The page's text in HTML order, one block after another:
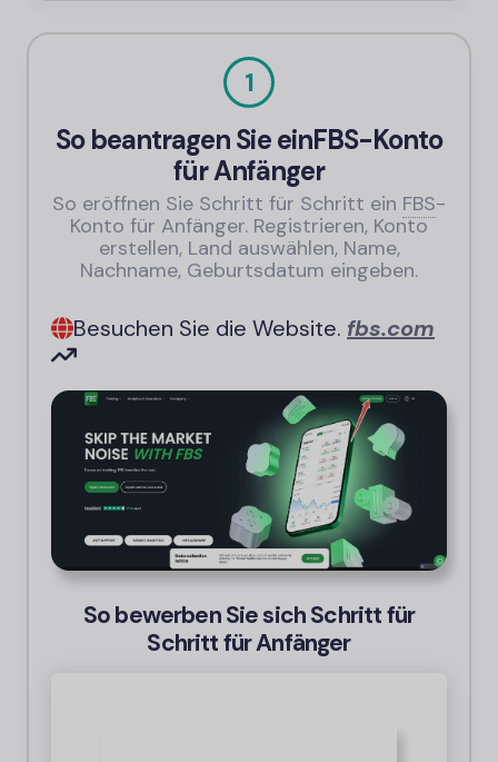
1
So beantragen Sie einFBS-Konto
für Anfänger
So eröffnen Sie Schritt für Schritt ein FBS-
Konto für Anfänger. Registrieren, Konto
erstellen, Land auswählen, Name,
Nachname, Geburtsdatum eingeben.
Besuchen Sie die Website. fbs.com
So bewerben Sie sich Schritt für
Schritt für Anfänger